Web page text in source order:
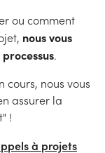
ou comment
nous vous
.
cours, nous vous
assurer la
!
à projets